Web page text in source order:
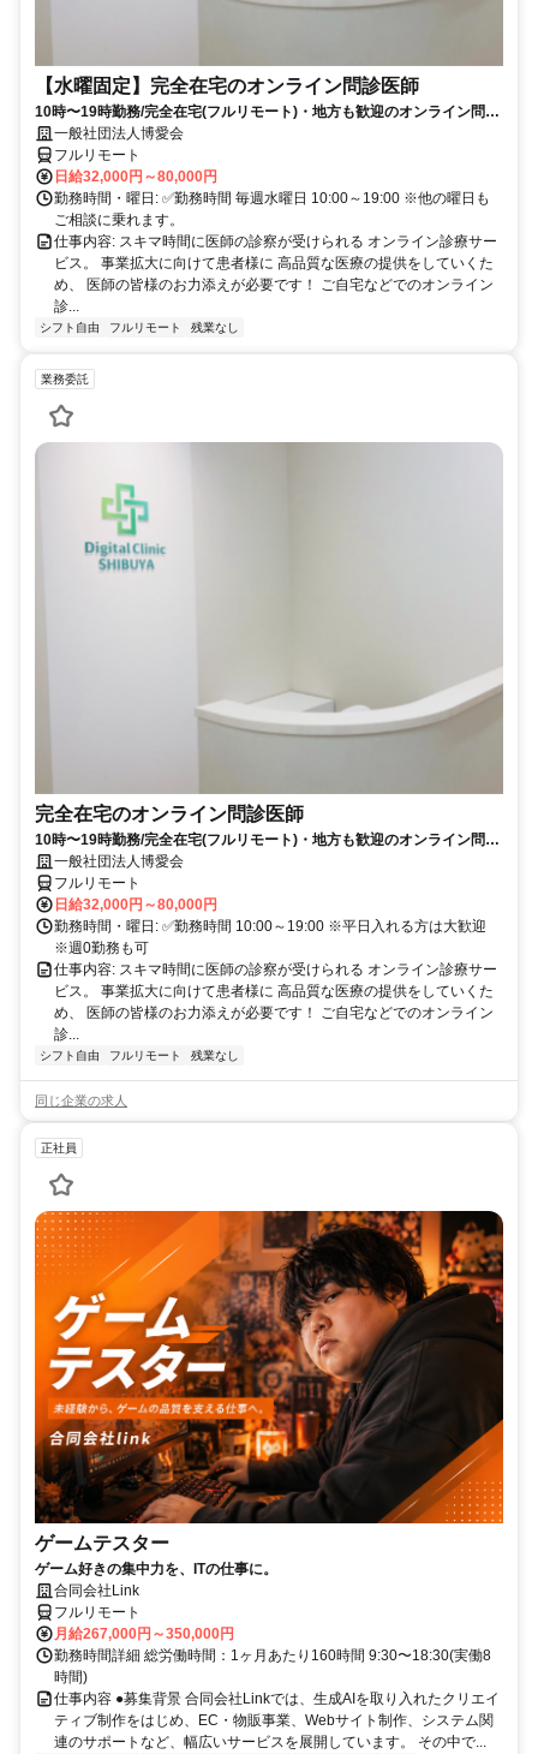
【水曜固定】完全在宅のオンライン問診医師
10時〜19時勤務/完全在宅(フルリモート)・地方も歓迎のオンライン問診
業務一般社団法人博愛会
フルリモート
日給32,000円～80,000円
勤務時間・曜日: ✅勤務時間 毎週水曜日 10:00～19:00 ※他の曜日も
ご相談に乗れます。
仕事内容: スキマ時間に医師の診察が受けられる オンライン診療サー
ビス。 事業拡大に向けて患者様に 高品質な医療の提供をしていくた
め、 医師の皆様のお力添えが必要です！ ご自宅などでのオンライン
診...
シフト自由 フルリモート 残業なし
業務委託
完全在宅のオンライン問診医師
10時〜19時勤務/完全在宅(フルリモート)・地方も歓迎のオンライン問診
業務一般社団法人博愛会
フルリモート
日給32,000円～80,000円
勤務時間・曜日: ✅勤務時間 10:00～19:00 ※平日入れる方は大歓迎
※週0勤務も可
仕事内容: スキマ時間に医師の診察が受けられる オンライン診療サー
ビス。 事業拡大に向けて患者様に 高品質な医療の提供をしていくた
め、 医師の皆様のお力添えが必要です！ ご自宅などでのオンライン
診...
シフト自由 フルリモート 残業なし
同じ企業の求人
正社員
ゲームテスター
ゲーム好きの集中力を、ITの仕事に。
合同会社Link
フルリモート
月給267,000円～350,000円
勤務時間詳細 総労働時間：1ヶ月あたり160時間 9:30〜18:30(実働8
時間)
仕事内容 ●募集背景 合同会社Linkでは、生成AIを取り入れたクリエイ
ティブ制作をはじめ、EC・物販事業、Webサイト制作、システム関
連のサポートなど、幅広いサービスを展開しています。 その中で...